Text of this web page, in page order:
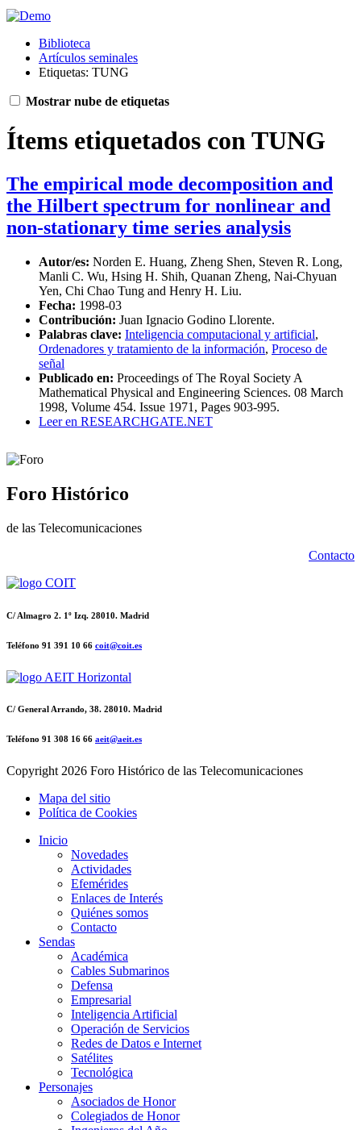
Biblioteca
Artículos seminales
Etiquetas: TUNG
Mostrar nube de etiquetas
Ítems etiquetados con TUNG
The empirical mode decomposition and
the Hilbert spectrum for nonlinear and
non-stationary time series analysis
Autor/es: Norden E. Huang, Zheng Shen, Steven R. Long,
Manli C. Wu, Hsing H. Shih, Quanan Zheng, Nai-Chyuan
Yen, Chi Chao Tung and Henry H. Liu.
Fecha: 1998-03
Contribución: Juan Ignacio Godino Llorente.
Palabras clave: Inteligencia computacional y artificial,
Ordenadores y tratamiento de la información, Proceso de
señal
Publicado en: Proceedings of The Royal Society A
Mathematical Physical and Engineering Sciences. 08 March
1998, Volume 454. Issue 1971, Pages 903-995.
Leer en RESEARCHGATE.NET
Foro Histórico
de las Telecomunicaciones
Contacto
C/ Almagro 2. 1º Izq. 28010. Madrid
Teléfono 91 391 10 66 coit@coit.es
C/ General Arrando, 38. 28010. Madrid
Teléfono 91 308 16 66 aeit@aeit.es
Copyright2026 Foro Histórico de las Telecomunicaciones
Mapa del sitio
Política de Cookies
Inicio
Novedades
Actividades
Efemérides
Enlaces de Interés
Quiénes somos
Contacto
Sendas
Académica
Cables Submarinos
Defensa
Empresarial
Inteligencia Artificial
Operación de Servicios
Redes de Datos e Internet
Satélites
Tecnológica
Personajes
Asociados de Honor
Colegiados de Honor